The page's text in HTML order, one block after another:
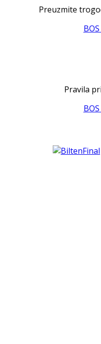
Preuzmite
BOS
Pravila
BOS